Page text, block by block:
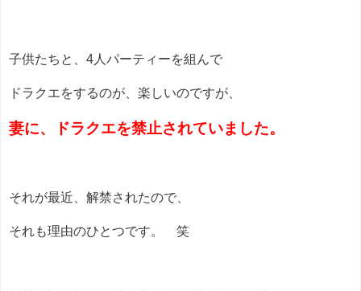
子供たちと、4人パーティーを組んで
ドラクエをするのが、楽しいのですが、
妻に、ドラクエを禁止されていました。
それが最近、解禁されたので、
それも理由のひとつです。 笑